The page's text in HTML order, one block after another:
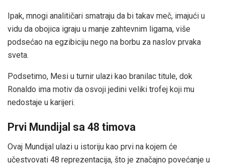
Ipak, mnogi analitičari smatraju da bi takav meč, imajući u
vidu da obojica igraju u manje zahtevnim ligama, više
podsećao na egzibiciju nego na borbu za naslov prvaka
sveta.
Podsetimo, Mesi u turnir ulazi kao branilac titule, dok
Ronaldo ima motiv da osvoji jedini veliki trofej koji mu
nedostaje u karijeri.
Prvi Mundijal sa 48 timova
Ovaj Mundijal ulazi u istoriju kao prvi na kojem će
učestvovati 48 reprezentacija, što je značajno povećanje u